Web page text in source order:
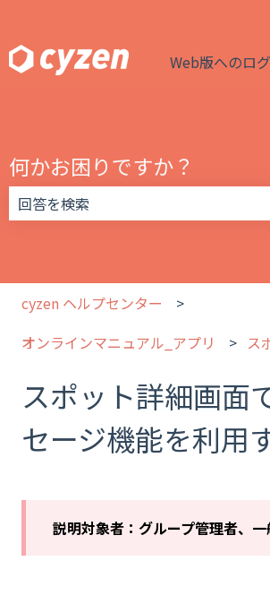
Web版へのロ
何かお困りですか？
cyzen ヘルプセンター
オンラインマニュアル_アプリ
ス
スポット詳細画面
セージ機能を利用
説明対象者：グループ管理者、